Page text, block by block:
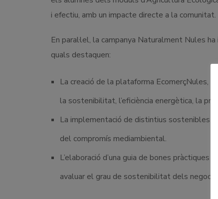
i efectiu, amb un impacte directe a la comunitat.
En paral·lel, la campanya Naturalment Nules
quals destaquen:
La creació de la plataforma EcomerçNules,
la sostenibilitat, l’eficiència energètica, la
La implementació de distintius sostenibles
del compromís mediambiental.
L’elaboració d’una guia de bones
avaluar el grau de sostenibilitat dels negocis